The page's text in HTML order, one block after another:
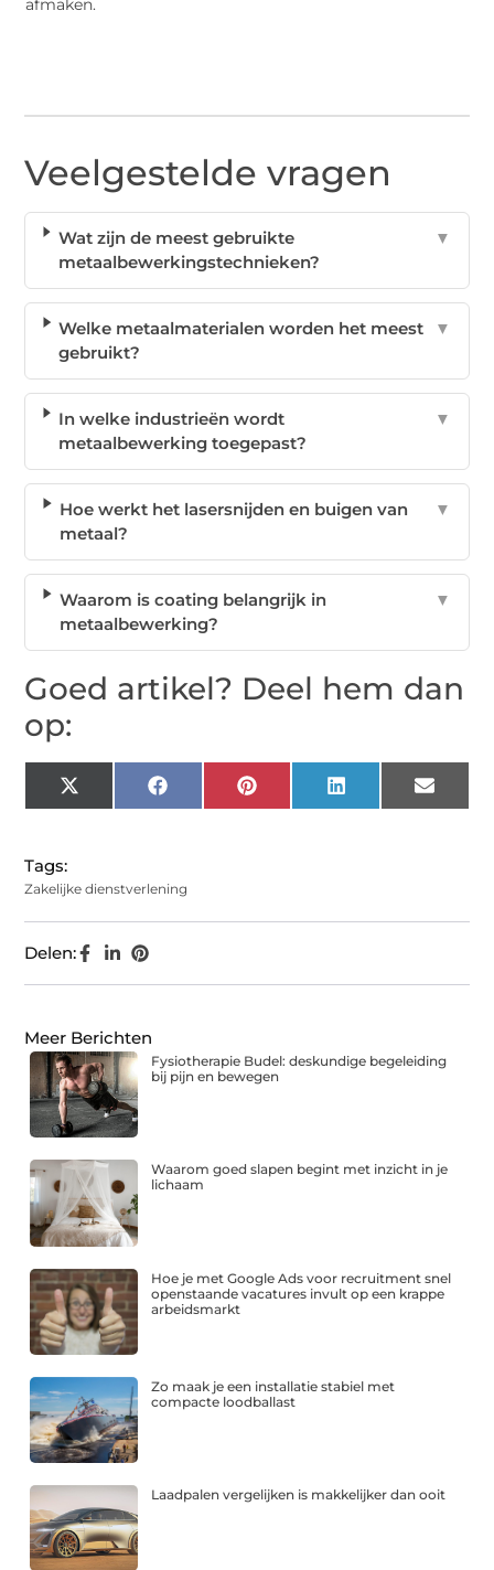
afmaken.
Veelgestelde vragen
Wat zijn de meest gebruikte
metaalbewerkingstechnieken?
▼
Welke metaalmaterialen worden het meest
gebruikt?
▼
In welke industrieën wordt
metaalbewerking toegepast?
▼
Hoe werkt het lasersnijden en buigen van
metaal?
▼
Waarom is coating belangrijk in
metaalbewerking?
▼
Goed artikel? Deel hem dan
op:
X
(Twitter)
Facebook Pinterest LinkedIn Email
Tags:
Zakelijke dienstverlening
Delen:
Meer Berichten
Fysiotherapie Budel: deskundige begeleiding
bij pijn en bewegen
Waarom goed slapen begint met inzicht in je
lichaam
Hoe je met Google Ads voor recruitment snel
openstaande vacatures invult op een krappe
arbeidsmarkt
Zo maak je een installatie stabiel met
compacte loodballast
Laadpalen vergelijken is makkelijker dan ooit